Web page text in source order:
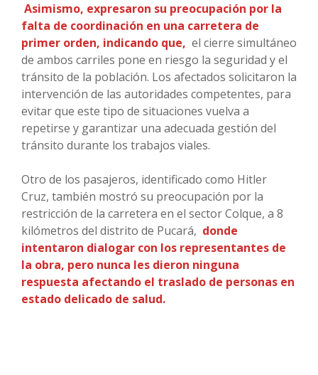
Asimismo, expresaron su preocupación por la
falta de coordinación en una carretera de
primer orden, indicando que, el cierre simultáneo
de ambos carriles pone en riesgo la seguridad y el
tránsito de la población. Los afectados solicitaron la
intervención de las autoridades competentes, para
evitar que este tipo de situaciones vuelva a
repetirse y garantizar una adecuada gestión del
tránsito durante los trabajos viales.
Otro de los pasajeros, identificado como Hitler
Cruz, también mostró su preocupación por la
restricción de la carretera en el sector Colque, a 8
kilómetros del distrito de Pucará, donde
intentaron dialogar con los representantes de
la obra, pero nunca les dieron ninguna
respuesta afectando el traslado de personas en
estado delicado de salud.